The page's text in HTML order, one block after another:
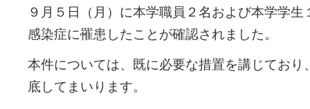
９月５日（月）に本学職員２名および本学学
感染症に罹患したことが確認されました。
本件については、既に必要な措置を講じており
底してまいります。